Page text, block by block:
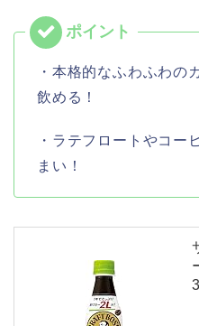
・本格的なふわふわの
飲める！
・ラテフロートやコー
まい！